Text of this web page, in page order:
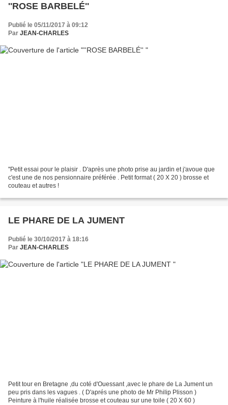
''ROSE BARBELÉ''
Publié le 05/11/2017 à 09:12
Par JEAN-CHARLES
''Petit essai pour le plaisir . D'après une photo prise au jardin et j'avoue que
c'est une de nos pensionnaire préférée . Petit format ( 20 X 20 ) brosse et
couteau et autres !
LE PHARE DE LA JUMENT
Publié le 30/10/2017 à 18:16
Par JEAN-CHARLES
Petit tour en Bretagne ,du coté d'Ouessant ,avec le phare de La Jument un
peu pris dans les vagues . ( D'aprés une photo de Mr Philip Plisson )
Peinture à l'huile réalisée brosse et couteau sur une toile ( 20 X 60 )